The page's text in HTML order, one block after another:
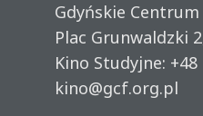
Gdyńskie
Plac Grunwaldzki
Kino Studyjne: +48
kino@gcf.org.pl